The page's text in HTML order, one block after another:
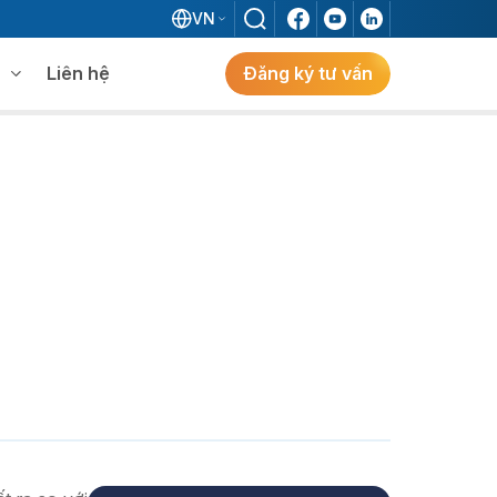
VN
Nghiệp FDI Kiến Tạo Nhà Máy Thông
Liên hệ Đăng ký tư vấn